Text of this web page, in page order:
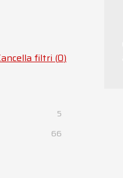
filtri (0)
5
66